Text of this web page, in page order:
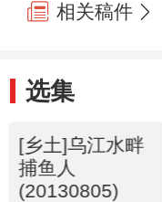
相关稿件
选集
[乡土]乌江水畔
捕鱼人
(20130805)